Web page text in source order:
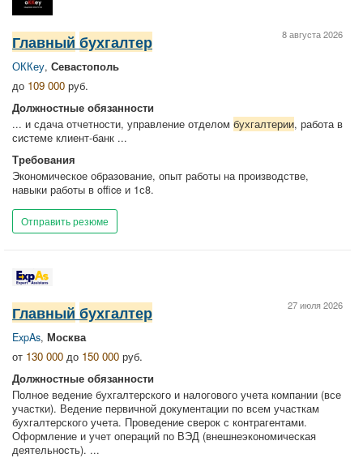
8 августа 2026
Главный бухгалтер
ОККеу, Севастополь
до 109 000 руб.
Должностные обязанности
... и сдача отчетности, управление отделом бухгалтерии, работа в
системе клиент-банк ...
Требования
Экономическое образование, опыт работы на производстве,
навыки работы в office и 1с8.
Отправить резюме
27 июля 2026
Главный бухгалтер
ExpAs, Москва
от 130 000 до 150 000 руб.
Должностные обязанности
Полное ведение бухгалтерского и налогового учета компании (все
участки). Ведение первичной документации по всем участкам
бухгалтерского учета. Проведение сверок с контрагентами.
Оформление и учет операций по ВЭД (внешнеэкономическая
деятельность). ...